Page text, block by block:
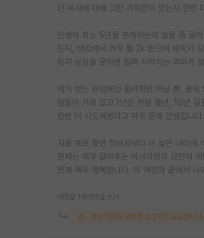
인 박사에 대해 그런 가치관이 맞는지 한번
인생의 최소 5년을 붓게되는데 숨을 좀 골
든지, t60에서 겨우 월 2k 받으며 매학기
위지 성장을 못하면 일찍 시작하는 의미가
제가 보는 관점에선 올리젝만 아닐 뿐, 올
람들이 거의 없고 1년은 커녕 몇년, 10년
한번 더 시도해본다고 아무 문제 안생깁니다.
저를 예로 들면 작성자보다 더 늦은 나이에
현재는 매우 알아주는 박사과정과 금전적
현재 매우 행복합니다. 이 여정의 끝에서 나
대댓글 1개 대댓글 쓰기
해당 댓글을 보려면 로그인이 필요합니다.